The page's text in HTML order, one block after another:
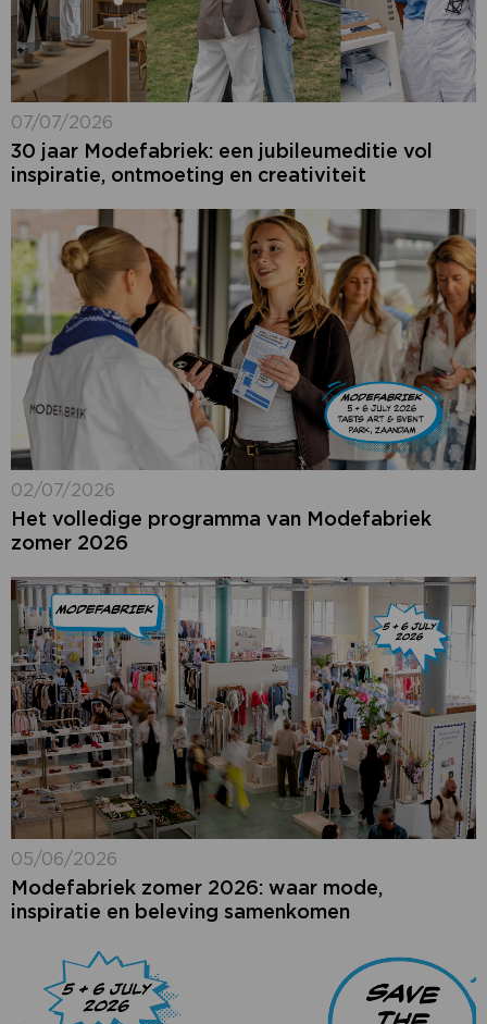
07/07/2026
30 jaar Modefabriek: een jubileumeditie vol
inspiratie, ontmoeting en creativiteit
02/07/2026
Het volledige programma van Modefabriek
zomer 2026
05/06/2026
Modefabriek zomer 2026: waar mode,
inspiratie en beleving samenkomen